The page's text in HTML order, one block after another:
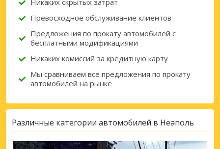
Никаких скрытых затрат
Превосходное обслуживание клиентов
Предложения по прокату автомобилей с
бесплатными модификациями
Никаких комиссий за кредитную карту
Мы сравниваем все предложения по прокату
автомобилей на рынке
Различные категории автомобилей в Неаполь